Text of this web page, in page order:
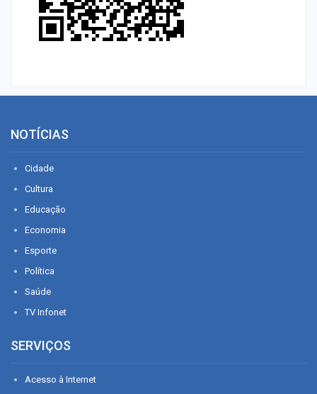
NOTÍCIAS
Cidade
Cultura
Educação
Economia
Esporte
Política
Saúde
TV Infonet
SERVIÇOS
Acesso à Internet